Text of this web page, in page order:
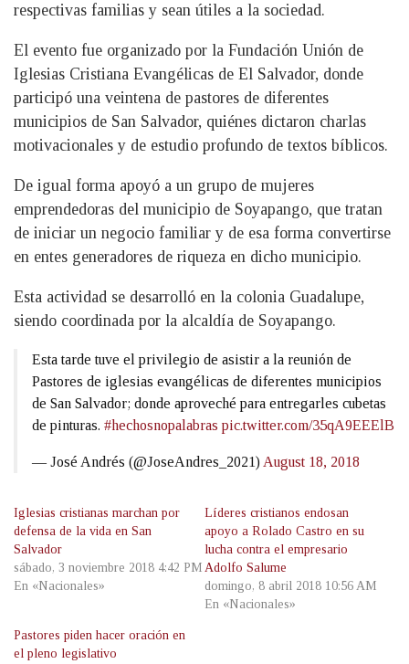
respectivas familias y sean útiles a la sociedad.
El evento fue organizado por la Fundación Unión de
Iglesias Cristiana Evangélicas de El Salvador, donde
participó una veintena de pastores de diferentes
municipios de San Salvador, quiénes dictaron charlas
motivacionales y de estudio profundo de textos bíblicos.
De igual forma apoyó a un grupo de mujeres
emprendedoras del municipio de Soyapango, que tratan
de iniciar un negocio familiar y de esa forma convertirse
en entes generadores de riqueza en dicho municipio.
Esta actividad se desarrolló en la colonia Guadalupe,
siendo coordinada por la alcaldía de Soyapango.
Esta tarde tuve el privilegio de asistir a la reunión de
Pastores de iglesias evangélicas de diferentes municipios
de San Salvador; donde aproveché para entregarles cubetas
de pinturas. #hechosnopalabras pic.twitter.com/35qA9EEElB
— José Andrés (@JoseAndres_2021) August 18, 2018
Iglesias cristianas marchan por
defensa de la vida en San
Salvador
sábado, 3 noviembre 2018 4:42 PM
En «Nacionales»
Líderes cristianos endosan
apoyo a Rolado Castro en su
lucha contra el empresario
Adolfo Salume
domingo, 8 abril 2018 10:56 AM
En «Nacionales»
Pastores piden hacer oración en
el pleno legislativo